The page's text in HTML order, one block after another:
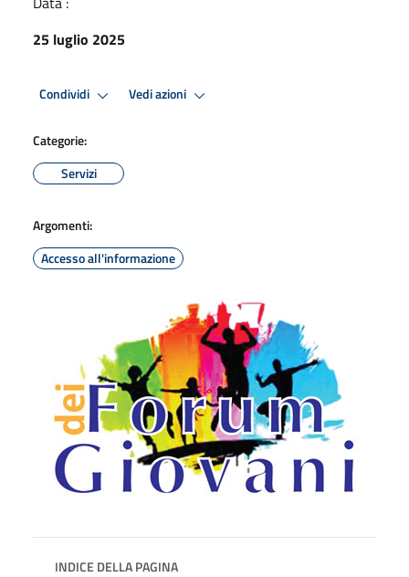
25 luglio 2025
Condividi Vedi azioni
Categorie:
Servizi
Argomenti:
Accesso all'informazione
INDICE DELLA PAGINA